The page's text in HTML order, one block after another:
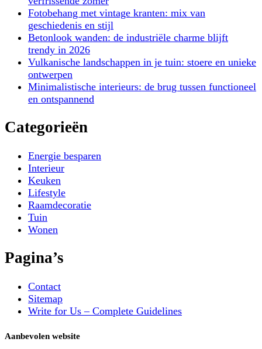
Fotobehang met vintage kranten: mix van
geschiedenis en stijl
Betonlook wanden: de industriële charme blijft
trendy in 2026
Vulkanische landschappen in je tuin: stoere en unieke
ontwerpen
Minimalistische interieurs: de brug tussen functioneel
en ontspannend
Categorieën
Energie besparen
Interieur
Keuken
Lifestyle
Raamdecoratie
Tuin
Wonen
Pagina’s
Contact
Sitemap
Write for Us – Complete Guidelines
Aanbevolen website